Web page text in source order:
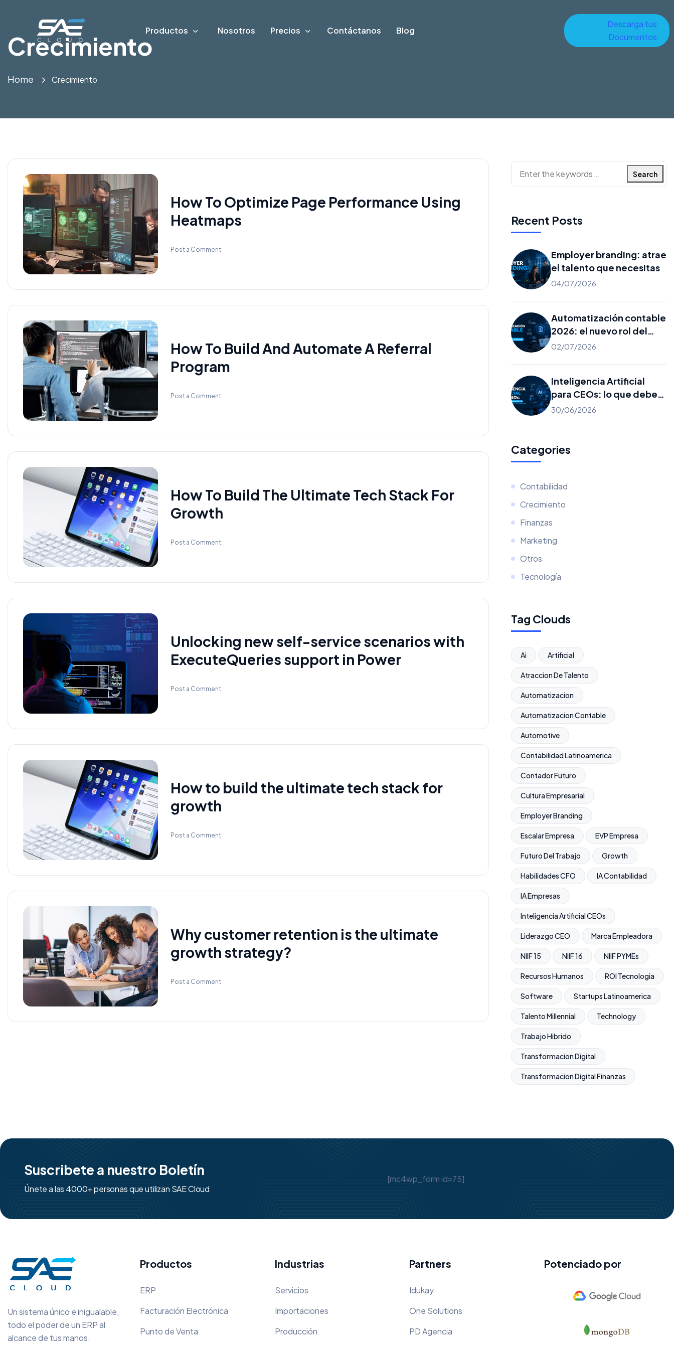
Productos Nosotros Precios Contáctanos Blog
Descarga tus
Documentos
Crecimiento
Home Crecimiento
How To Optimize Page Performance Using
Heatmaps
Post a Comment
How To Build And Automate A Referral
Program
Post a Comment
How To Build The Ultimate Tech Stack For
Growth
Post a Comment
Unlocking new self-service scenarios with
ExecuteQueries support in Power
Post a Comment
How to build the ultimate tech stack for
growth
Post a Comment
Why customer retention is the ultimate
growth strategy?
Post a Comment
Search
Recent Posts
Employer branding: atrae
el talento que necesitas
04/07/2026
Automatización contable
2026: el nuevo rol del
contador
02/07/2026
Inteligencia Artificial
para CEOs: lo que debes
implementar YA y lo que
30/06/2026
Categories
Contabilidad
Crecimiento
Finanzas
Marketing
Otros
Tecnología
Tag Clouds
Ai Artificial
Atraccion De Talento
Automatizacion
Automatizacion Contable
Automotive
Contabilidad Latinoamerica
Contador Futuro
Cultura Empresarial
Employer Branding
Escalar Empresa EVP Empresa
Futuro Del Trabajo Growth
Habilidades CFO IA Contabilidad
IA Empresas
Inteligencia Artificial CEOs
Liderazgo CEO Marca Empleadora
NIIF 15 NIIF 16 NIIF PYMEs
Recursos Humanos ROI Tecnologia
Software Startups Latinoamerica
Talento Millennial Technology
Trabajo Hibrido
Transformacion Digital
Transformacion Digital Finanzas
Suscribete a nuestro Boletín
Únete a las 4000+ personas que utilizan SAE Cloud
[mc4wp_form id=75]
Un sistema único e inigualable,
todo el poder de un ERP al
alcance de tus manos.
Productos
ERP
Facturación Electrónica
Punto de Venta
Industrias
Servicios
Importaciones
Producción
Partners
Idukay
One Solutions
PD Agencia
Potenciado por